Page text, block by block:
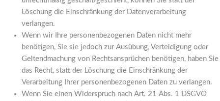
Löschung die Einschränkung der Datenverarbeitung
verlangen.
Wenn wir Ihre personenbezogenen Daten nicht mehr
benötigen, Sie sie jedoch zur Ausübung, Verteidigung oder
Geltendmachung von Rechtsansprüchen benötigen, haben Sie
das Recht, statt der Löschung die Einschränkung der
Verarbeitung Ihrer personenbezogenen Daten zu verlangen.
Wenn Sie einen Widerspruch nach Art. 21 Abs. 1 DSGVO